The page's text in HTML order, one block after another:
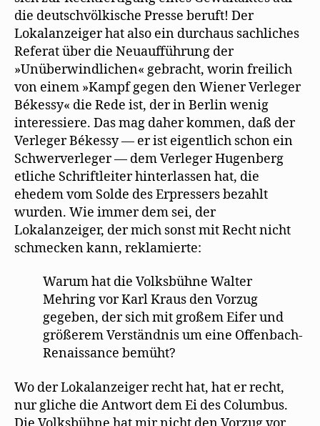
die deutschvölkische Presse beruft! Der
Lokalanzeiger hat also ein durchaus sachliches
Referat über die Neuaufführung der
»Unüberwindlichen« gebracht, worin freilich
von einem »Kampf gegen den Wiener Verleger
Békessy« die Rede ist, der in Berlin wenig
interessiere. Das mag daher kommen, daß der
Verleger Békessy — er ist eigentlich schon ein
Schwerverleger — dem Verleger Hugenberg
etliche Schriftleiter hinterlassen hat, die
ehedem vom Solde des Erpressers bezahlt
wurden. Wie immer dem sei, der
Lokalanzeiger, der mich sonst mit Recht nicht
schmecken kann, reklamierte:
Warum hat die Volksbühne Walter
Mehring vor Karl Kraus den Vorzug
gegeben, der sich mit großem Eifer und
größerem Verständnis um eine Offenbach-
Renaissance bemüht?
Wo der Lokalanzeiger recht hat, hat er recht,
nur gliche die Antwort dem Ei des Columbus.